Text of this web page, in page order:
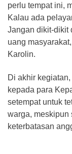
perlu tempat ini,
Kalau ada
Jangan dikit-dikit
uang
Karolin.
Di akhir
kepada para
setempat untuk
warga, meskipun
keterbatasan